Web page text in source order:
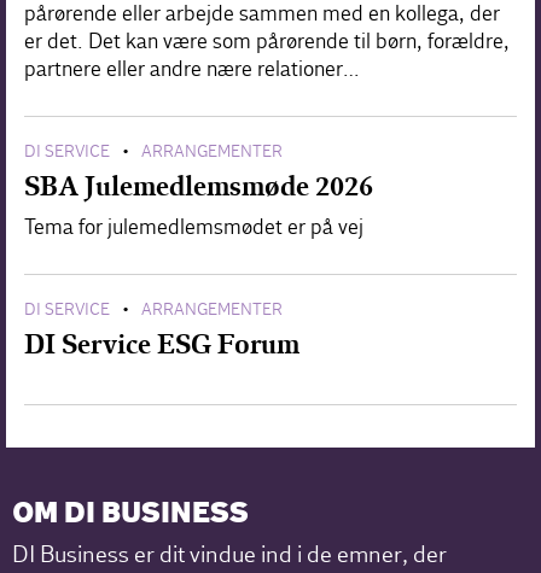
pårørende eller arbejde sammen med en kollega, der
er det. Det kan være som pårørende til børn, forældre,
partnere eller andre nære relationer…
DI SERVICE • ARRANGEMENTER
SBA Julemedlemsmøde 2026
Tema for julemedlemsmødet er på vej
DI SERVICE • ARRANGEMENTER
DI Service ESG Forum
OM DI BUSINESS
DI Business er dit vindue ind i de emner, der